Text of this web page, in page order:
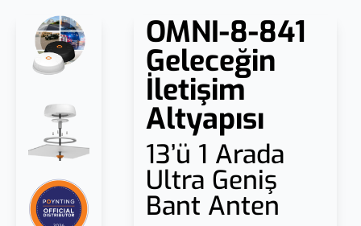
OMNI-8-841
Geleceğin
İletişim
Altyapısı
13’ü 1 Arada
Ultra Geniş
Bant Anten